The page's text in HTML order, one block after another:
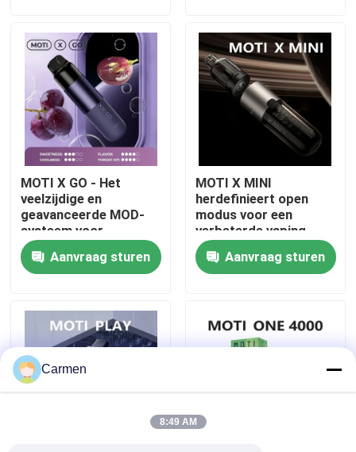
Producten
Videos
Over ons
Fabrieksreis
Kwaliteitscontrole
Vraag een offerte aan
Vozol damp
MOTI X GO - Het
veelzijdige en
geavanceerde MOD-
systeem voor
aanpasbare
vapingplezier
Aanvraag sturen
MOTI X MINI
herdefinieert open
modus voor een
verbeterde vaping-
ervaring
Aanvraag sturen
Carmen
8:49 AM